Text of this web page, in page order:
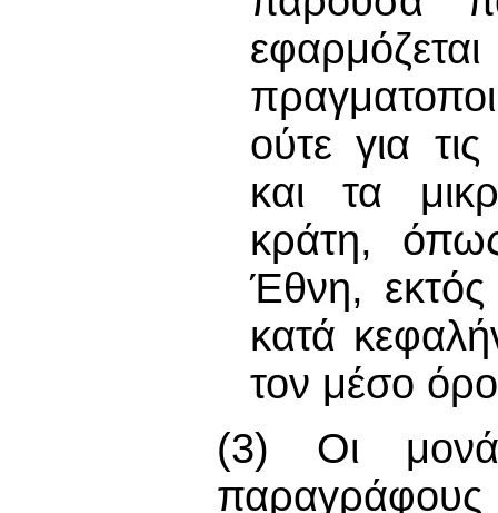
ούτε για
και τα
κράτη,
Έθνη,
κατά
τον μέσο
(3) Οι
παραγράφους